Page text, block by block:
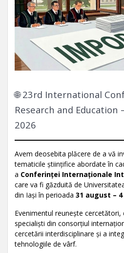
🌐 23rd International
Research and Education
2026
Avem deosebita plăcere de a vă
tematicile științifice abordate în
a Conferinței Internaționale
care va fi găzduită de
din Iași în perioada 31 august –
Evenimentul reunește cercetători,
specialiști din consorțiul
cercetării interdisciplinare și a
tehnologiile de vârf.